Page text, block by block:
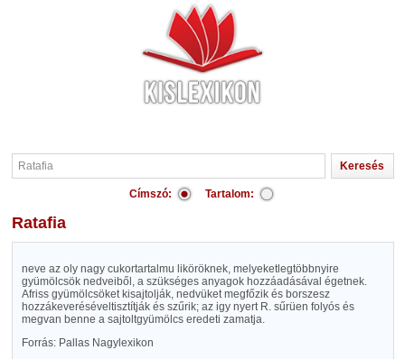
Címszó: Tartalom:
Ratafia
neve az oly nagy cukortartalmu liköröknek, melyeketlegtöbbnyire
gyümölcsök nedveiből, a szükséges anyagok hozzáadásával égetnek.
Afriss gyümölcsöket kisajtolják, nedvüket megfőzik és borszesz
hozzákeveréséveltisztítják és szűrik; az igy nyert R. sűrüen folyós és
megvan benne a sajtoltgyümölcs eredeti zamatja.
Forrás: Pallas Nagylexikon